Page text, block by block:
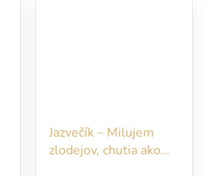
Jazvečík – Milujem
zlodejov, chutia ako